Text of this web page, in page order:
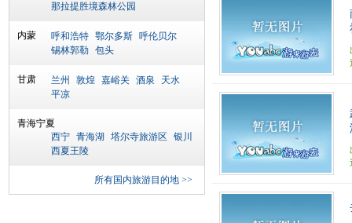
那拉提胜境森林公园
内蒙 呼和浩特 鄂尔多斯 呼伦贝尔
锡林郭勒 包头
甘肃 兰州 敦煌 嘉峪关 酒泉
天水
平凉
青海宁夏
西宁 青海湖 塔尔寺旅游区
银川
西夏王陵
所有国内旅游目的地 >>